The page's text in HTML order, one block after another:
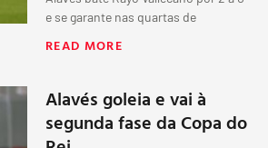
e se garante nas quartas de
READ MORE
Alavés goleia e vai à
segunda fase da Copa do